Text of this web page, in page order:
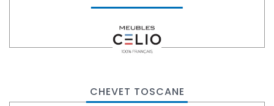
CHEVET TOSCANE